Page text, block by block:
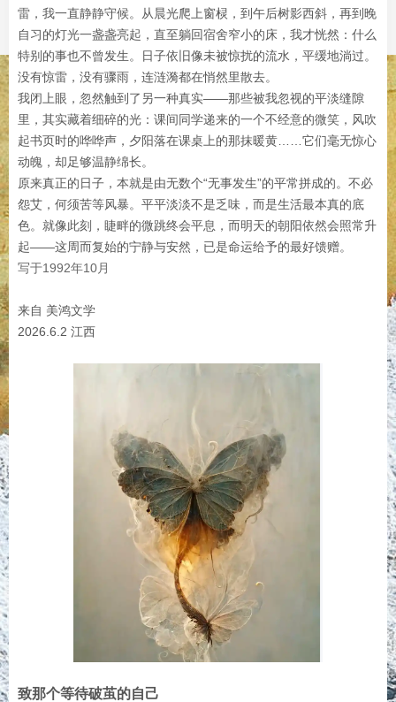
雷，我一直静静守候。从晨光爬上窗棂，到午后树影西斜，再到晚
自习的灯光一盏盏亮起，直至躺回宿舍窄小的床，我才恍然：什么
特别的事也不曾发生。日子依旧像未被惊扰的流水，平缓地淌过。
没有惊雷，没有骤雨，连涟漪都在悄然里散去。
我闭上眼，忽然触到了另一种真实——那些被我忽视的平淡缝隙
里，其实藏着细碎的光：课间同学递来的一个不经意的微笑，风吹
起书页时的哗哗声，夕阳落在课桌上的那抹暖黄……它们毫无惊心
动魄，却足够温静绵长。
原来真正的日子，本就是由无数个“无事发生”的平常拼成的。不必
怨艾，何须苦等风暴。平平淡淡不是乏味，而是生活最本真的底
色。就像此刻，睫畔的微跳终会平息，而明天的朝阳依然会照常升
起——这周而复始的宁静与安然，已是命运给予的最好馈赠。
写于1992年10月
来自 美鸿文学
2026.6.2 江西
致那个等待破茧的自己